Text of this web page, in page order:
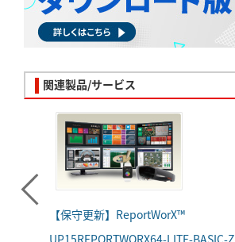
関連製品/サービス
【保守更新】ReportWorX™